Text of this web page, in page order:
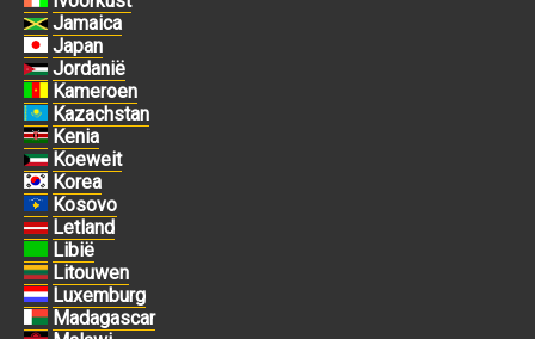
Jamaica
Japan
Jordanië
Kameroen
Kazachstan
Kenia
Koeweit
Korea
Kosovo
Letland
Libië
Litouwen
Luxemburg
Madagascar